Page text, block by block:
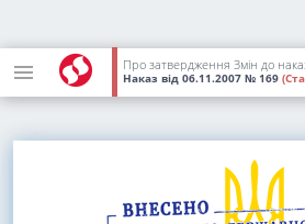
Наказ від 06.11.2007 № 169